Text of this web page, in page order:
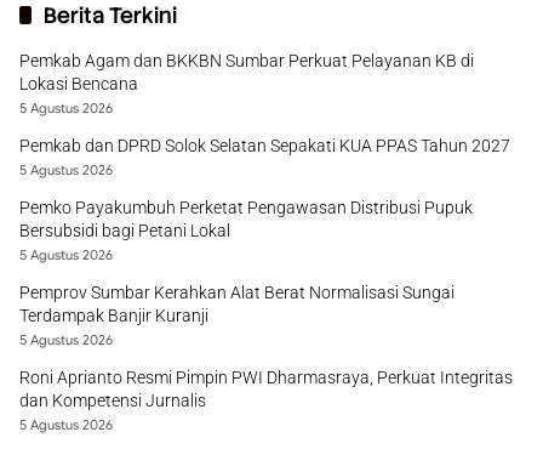
Berita Terkini
Pemkab Agam dan BKKBN Sumbar Perkuat Pelayanan KB di
Lokasi Bencana
5 Agustus 2026
Pemkab dan DPRD Solok Selatan Sepakati KUA PPAS Tahun 2027
5 Agustus 2026
Pemko Payakumbuh Perketat Pengawasan Distribusi Pupuk
Bersubsidi bagi Petani Lokal
5 Agustus 2026
Pemprov Sumbar Kerahkan Alat Berat Normalisasi Sungai
Terdampak Banjir Kuranji
5 Agustus 2026
Roni Aprianto Resmi Pimpin PWI Dharmasraya, Perkuat Integritas
dan Kompetensi Jurnalis
5 Agustus 2026